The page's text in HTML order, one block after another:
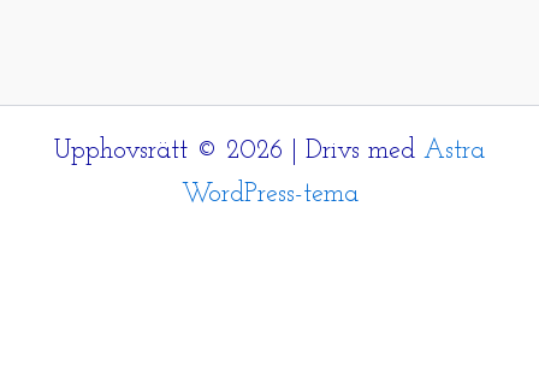
Upphovsrätt © 2026 | Drivs med Astra
WordPress-tema